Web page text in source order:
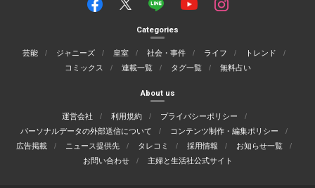
Categories
芸能 ジャニーズ 皇室 社会・事件 ライフ
トレンド
コミックス
連載一覧 タグ一覧 無料占い
About us
運営会社 利用規約
プライバシーポリシー
パーソナルデータの外部送信について
コンテンツ制作・編集ポリシー
広告掲載
ニュース提供先 タレコミ 採用情報
お知らせ一覧
お問い合わせ
主婦と生活社公式サイト